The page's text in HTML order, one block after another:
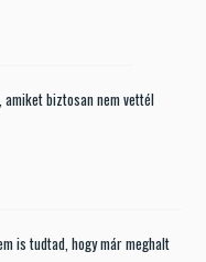
biztosan nem vettél
is tudtad, hogy már meghalt